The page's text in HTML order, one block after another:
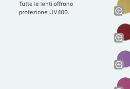
Tutte le lenti offrono
protezione UV400.